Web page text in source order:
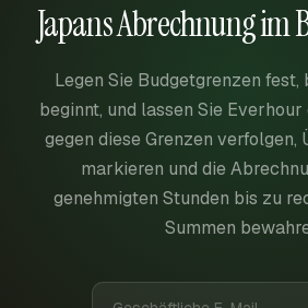
Japans Abrechnung im
Legen Sie Budgetgrenzen
beginnt, und lassen Sie
gegen diese Grenzen verfolgen,
markieren und die
genehmigten Stunden bis zu
Summen